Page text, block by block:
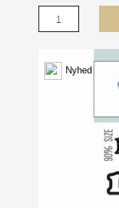
Nyhed